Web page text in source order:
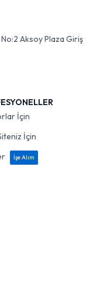
Aksoy Plaza Giriş
İçin
İçin
İşe Alım